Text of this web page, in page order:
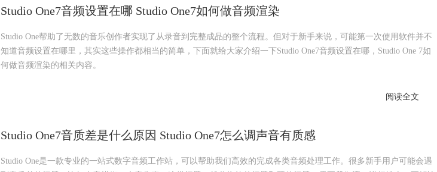
Studio One7音频设置在哪 Studio One7如何做音频渲染
Studio One帮助了无数的音乐创作者实现了从录音到完整成品的整个流程。但对于新手来说，可能第一次使用软件并不
知道音频设置在哪里，其实这些操作都相当的简单，下面就给大家介绍一下Studio One7音频设置在哪，Studio One 7如
何做音频渲染的相关内容。
阅读全文
Studio One7音质差是什么原因 Studio One7怎么调声音有质感
Studio One是一款专业的一站式数字音频工作站，可以帮助我们高效的完成各类音频处理工作。很多新手用户可能会遇